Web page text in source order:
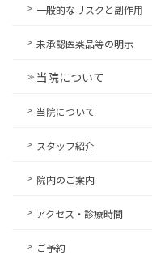
一般的なリスクと副作用
未承認医薬品等の明示
当院について
当院について
スタッフ紹介
院内のご案内
アクセス・診療時間
ご予約